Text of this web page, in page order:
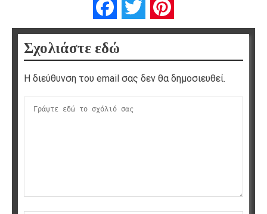
FacebookTwitter
Σχολιάστε εδώ
Η διεύθυνση του email σας δεν θα δημοσιευθεί.